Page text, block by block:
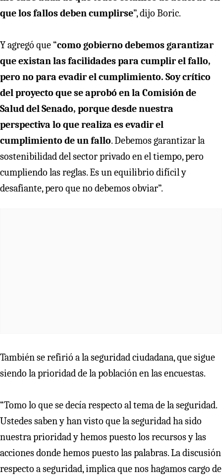
que los fallos deben cumplirse”, dijo Boric.
Y agregó que “como gobierno debemos garantizar
que existan las facilidades para cumplir el fallo,
pero no para evadir el cumplimiento. Soy crítico
del proyecto que se aprobó en la Comisión de
Salud del Senado, porque desde nuestra
perspectiva lo que realiza es evadir el
cumplimiento de un fallo. Debemos garantizar la
sostenibilidad del sector privado en el tiempo, pero
cumpliendo las reglas. Es un equilibrio difícil y
desafiante, pero que no debemos obviar”.
También se refirió a la seguridad ciudadana, que sigue
siendo la prioridad de la población en las encuestas.
“Tomo lo que se decía respecto al tema de la seguridad.
Ustedes saben y han visto que la seguridad ha sido
nuestra prioridad y hemos puesto los recursos y las
acciones donde hemos puesto las palabras. La discusión
respecto a seguridad, implica que nos hagamos cargo de